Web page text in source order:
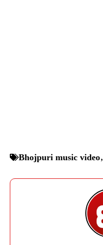
Bhojpuri music video,